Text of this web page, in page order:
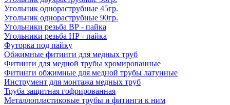
Угольник однораструбные 45гр.
Угольник однораструбные 90гр.
Угольники резьба ВР - пайка
Угольники резьба НР - пайка
Футорка под пайку
Обжимные фитинги для медных труб
Фитинги для медной трубы хромированные
Фитинги обжимные для медной трубы латунные
Инструмент для монтажа медных труб
Труба защитная гофрированная
Металлопластиковые трубы и фитинги к ним